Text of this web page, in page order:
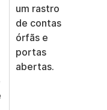
um rastro
de contas
órfãs e
portas
abertas.